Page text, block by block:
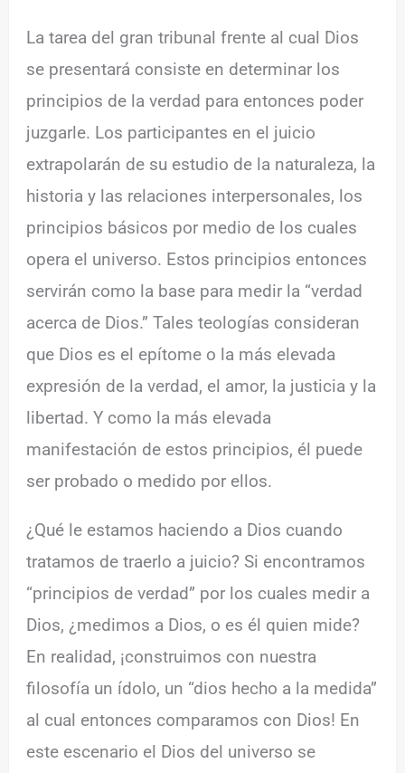
La tarea del gran tribunal frente al cual Dios
se presentará consiste en determinar los
principios de la verdad para entonces poder
juzgarle. Los participantes en el juicio
extrapolarán de su estudio de la naturaleza, la
historia y las relaciones interpersonales, los
principios básicos por medio de los cuales
opera el universo. Estos principios entonces
servirán como la base para medir la “verdad
acerca de Dios.” Tales teologías consideran
que Dios es el epítome o la más elevada
expresión de la verdad, el amor, la justicia y la
libertad. Y como la más elevada
manifestación de estos principios, él puede
ser probado o medido por ellos.
¿Qué le estamos haciendo a Dios cuando
tratamos de traerlo a juicio? Si encontramos
“principios de verdad” por los cuales medir a
Dios, ¿medimos a Dios, o es él quien mide?
En realidad, ¡construimos con nuestra
filosofía un ídolo, un “dios hecho a la medida”
al cual entonces comparamos con Dios! En
este escenario el Dios del universo se